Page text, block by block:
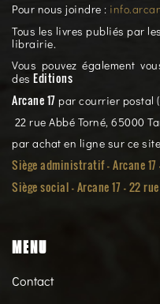
Pour nous joindre :
Tous les livres publiés par
librairie.
Vous pouvez également
des Editions
Arcane 17 par courrier postal
22 rue Abbé Torné, 65000
par achat en ligne sur ce
Siège administratif - Arcane 17
Siège social -Arcane 17 - 22
MENU
Contact